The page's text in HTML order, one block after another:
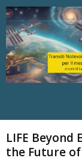
LIFE
the Future